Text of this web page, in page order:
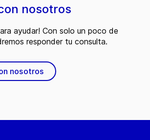
nosotros
ayudar! Con solo un poco de
responder tu consulta.
nosotros